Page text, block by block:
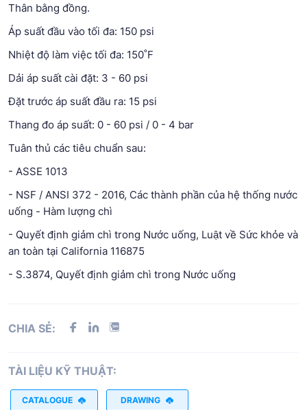
Thân bằng đồng.
Áp suất đầu vào tối đa: 150 psi
Nhiệt độ làm việc tối đa: 150˚F
Dải áp suất cài đặt: 3 - 60 psi
Đặt trước áp suất đầu ra: 15 psi
Thang đo áp suất: 0 - 60 psi / 0 - 4 bar
Tuân thủ các tiêu chuẩn sau:
- ASSE 1013
- NSF / ANSI 372 - 2016, Các thành phần của hệ thống nước
uống - Hàm lượng chì
- Quyết định giảm chì trong Nước uống, Luật về Sức khỏe và
an toàn tại California 116875
- S.3874, Quyết định giảm chì trong Nước uống
CHIA SẺ:
TÀI LIỆU KỸ THUẬT:
CATALOGUE DRAWING